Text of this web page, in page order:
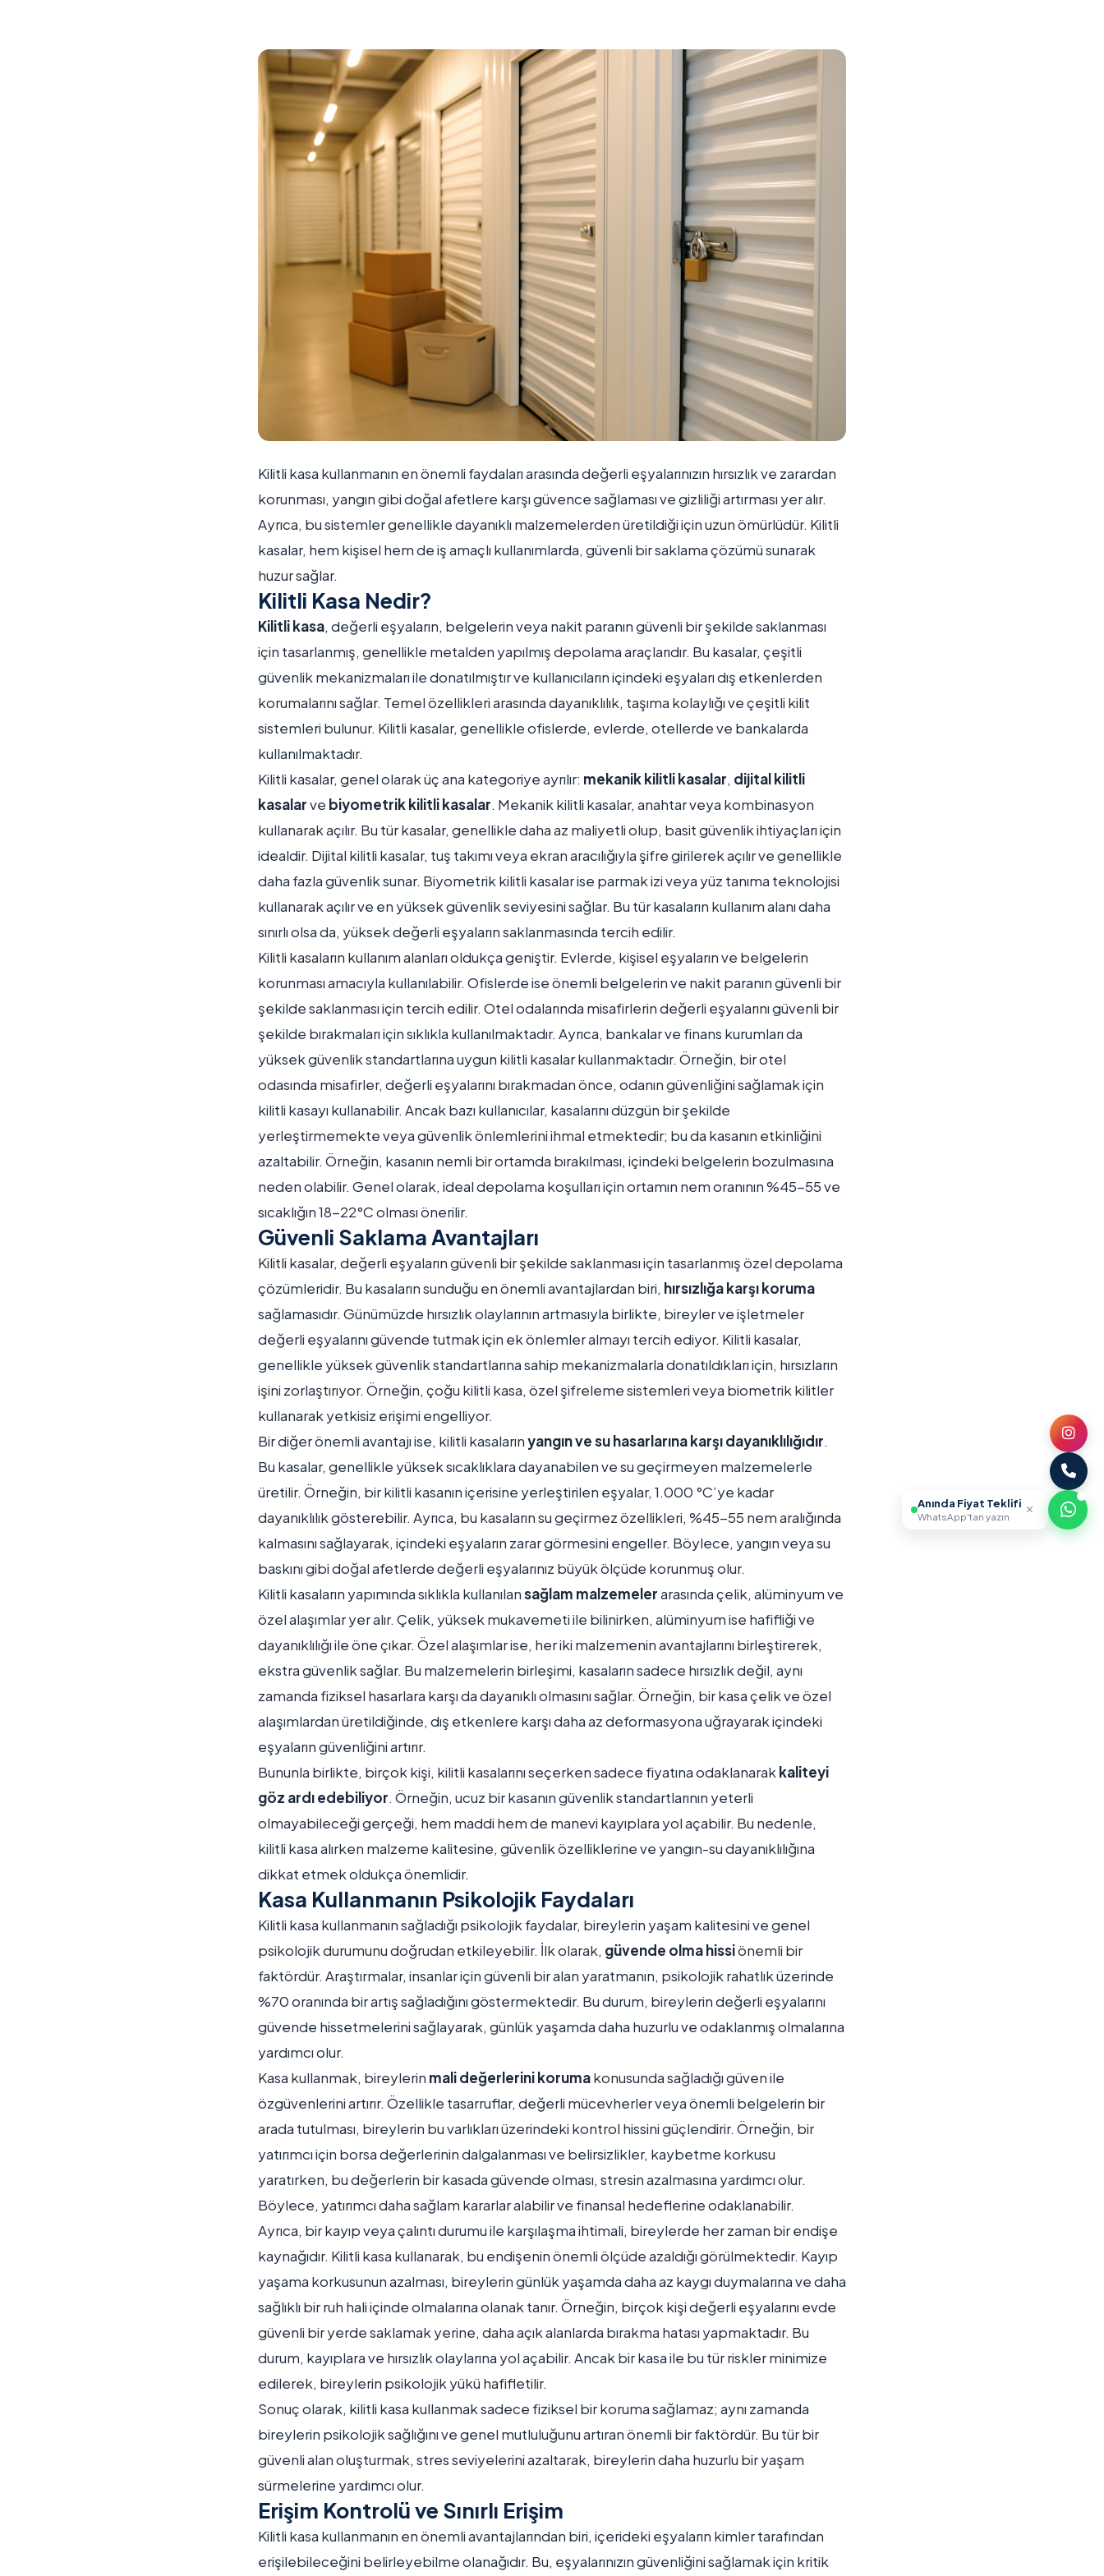
Kilitli kasa kullanmanın en önemli faydaları arasında değerli eşyalarınızın hırsızlık ve zarardan
korunması, yangın gibi doğal afetlere karşı güvence sağlaması ve gizliliği artırması yer alır.
Ayrıca, bu sistemler genellikle dayanıklı malzemelerden üretildiği için uzun ömürlüdür. Kilitli
kasalar, hem kişisel hem de iş amaçlı kullanımlarda, güvenli bir saklama çözümü sunarak
huzur sağlar.
Kilitli Kasa Nedir?
Kilitli kasa, değerli eşyaların, belgelerin veya nakit paranın güvenli bir şekilde saklanması
için tasarlanmış, genellikle metalden yapılmış depolama araçlarıdır. Bu kasalar, çeşitli
güvenlik mekanizmaları ile donatılmıştır ve kullanıcıların içindeki eşyaları dış etkenlerden
korumalarını sağlar. Temel özellikleri arasında dayanıklılık, taşıma kolaylığı ve çeşitli kilit
sistemleri bulunur. Kilitli kasalar, genellikle ofislerde, evlerde, otellerde ve bankalarda
kullanılmaktadır.
Kilitli kasalar, genel olarak üç ana kategoriye ayrılır: mekanik kilitli kasalar, dijital kilitli
kasalarve biyometrik kilitli kasalar. Mekanik kilitli kasalar, anahtar veya kombinasyon
kullanarak açılır. Bu tür kasalar, genellikle daha az maliyetli olup, basit güvenlik ihtiyaçları için
idealdir. Dijital kilitli kasalar, tuş takımı veya ekran aracılığıyla şifre girilerek açılır ve genellikle
daha fazla güvenlik sunar. Biyometrik kilitli kasalar ise parmak izi veya yüz tanıma teknolojisi
kullanarak açılır ve en yüksek güvenlik seviyesini sağlar. Bu tür kasaların kullanım alanı daha
sınırlı olsa da, yüksek değerli eşyaların saklanmasında tercih edilir.
Kilitli kasaların kullanım alanları oldukça geniştir. Evlerde, kişisel eşyaların ve belgelerin
korunması amacıyla kullanılabilir. Ofislerde ise önemli belgelerin ve nakit paranın güvenli bir
şekilde saklanması için tercih edilir. Otel odalarında misafirlerin değerli eşyalarını güvenli bir
şekilde bırakmaları için sıklıkla kullanılmaktadır. Ayrıca, bankalar ve finans kurumları da
yüksek güvenlik standartlarına uygun kilitli kasalar kullanmaktadır. Örneğin, bir otel
odasında misafirler, değerli eşyalarını bırakmadan önce, odanın güvenliğini sağlamak için
kilitli kasayı kullanabilir. Ancak bazı kullanıcılar, kasalarını düzgün bir şekilde
yerleştirmemekte veya güvenlik önlemlerini ihmal etmektedir; bu da kasanın etkinliğini
azaltabilir. Örneğin, kasanın nemli bir ortamda bırakılması, içindeki belgelerin bozulmasına
neden olabilir. Genel olarak, ideal depolama koşulları için ortamın nem oranının %45-55 ve
sıcaklığın 18-22°C olması önerilir.
Güvenli Saklama Avantajları
Kilitli kasalar, değerli eşyaların güvenli bir şekilde saklanması için tasarlanmış özel depolama
çözümleridir. Bu kasaların sunduğu en önemli avantajlardan biri, hırsızlığa karşı koruma
sağlamasıdır. Günümüzde hırsızlık olaylarının artmasıyla birlikte, bireyler ve işletmeler
değerli eşyalarını güvende tutmak için ek önlemler almayı tercih ediyor. Kilitli kasalar,
genellikle yüksek güvenlik standartlarına sahip mekanizmalarla donatıldıkları için, hırsızların
işini zorlaştırıyor. Örneğin, çoğu kilitli kasa, özel şifreleme sistemleri veya biometrik kilitler
kullanarak yetkisiz erişimi engelliyor.
Bir diğer önemli avantajı ise, kilitli kasalarınyangın ve su hasarlarına karşı dayanıklılığıdır.
Bu kasalar, genellikle yüksek sıcaklıklara dayanabilen ve su geçirmeyen malzemelerle
üretilir. Örneğin, bir kilitli kasanın içerisine yerleştirilen eşyalar, 1.000 °C’ye kadar
dayanıklılık gösterebilir. Ayrıca, bu kasaların su geçirmez özellikleri, %45-55 nem aralığında
kalmasını sağlayarak, içindeki eşyaların zarar görmesini engeller. Böylece, yangın veya su
baskını gibi doğal afetlerde değerli eşyalarınız büyük ölçüde korunmuş olur.
Kilitli kasaların yapımında sıklıkla kullanılansağlam malzemelerarasında çelik, alüminyum ve
özel alaşımlar yer alır. Çelik, yüksek mukavemeti ile bilinirken, alüminyum ise hafifliği ve
dayanıklılığı ile öne çıkar. Özel alaşımlar ise, her iki malzemenin avantajlarını birleştirerek,
ekstra güvenlik sağlar. Bu malzemelerin birleşimi, kasaların sadece hırsızlık değil, aynı
zamanda fiziksel hasarlara karşı da dayanıklı olmasını sağlar. Örneğin, bir kasa çelik ve özel
alaşımlardan üretildiğinde, dış etkenlere karşı daha az deformasyona uğrayarak içindeki
eşyaların güvenliğini artırır.
Bununla birlikte, birçok kişi, kilitli kasalarını seçerken sadece fiyatına odaklanarak kaliteyi
göz ardı edebiliyor. Örneğin, ucuz bir kasanın güvenlik standartlarının yeterli
olmayabileceği gerçeği, hem maddi hem de manevi kayıplara yol açabilir. Bu nedenle,
kilitli kasa alırken malzeme kalitesine, güvenlik özelliklerine ve yangın-su dayanıklılığına
dikkat etmek oldukça önemlidir.
Kasa Kullanmanın Psikolojik Faydaları
Kilitli kasa kullanmanın sağladığı psikolojik faydalar, bireylerin yaşam kalitesini ve genel
psikolojik durumunu doğrudan etkileyebilir. İlk olarak, güvende olma hissiönemli bir
faktördür. Araştırmalar, insanlar için güvenli bir alan yaratmanın, psikolojik rahatlık üzerinde
%70 oranında bir artış sağladığını göstermektedir. Bu durum, bireylerin değerli eşyalarını
güvende hissetmelerini sağlayarak, günlük yaşamda daha huzurlu ve odaklanmış olmalarına
yardımcı olur.
Kasa kullanmak, bireylerin mali değerlerini korumakonusunda sağladığı güven ile
özgüvenlerini artırır. Özellikle tasarruflar, değerli mücevherler veya önemli belgelerin bir
arada tutulması, bireylerin bu varlıkları üzerindeki kontrol hissini güçlendirir. Örneğin, bir
yatırımcı için borsa değerlerinin dalgalanması ve belirsizlikler, kaybetme korkusu
yaratırken, bu değerlerin bir kasada güvende olması, stresin azalmasına yardımcı olur.
Böylece, yatırımcı daha sağlam kararlar alabilir ve finansal hedeflerine odaklanabilir.
Ayrıca, bir kayıp veya çalıntı durumu ile karşılaşma ihtimali, bireylerde her zaman bir endişe
kaynağıdır. Kilitli kasa kullanarak, bu endişenin önemli ölçüde azaldığı görülmektedir. Kayıp
yaşama korkusunun azalması, bireylerin günlük yaşamda daha az kaygı duymalarına ve daha
sağlıklı bir ruh hali içinde olmalarına olanak tanır. Örneğin, birçok kişi değerli eşyalarını evde
güvenli bir yerde saklamak yerine, daha açık alanlarda bırakma hatası yapmaktadır. Bu
durum, kayıplara ve hırsızlık olaylarına yol açabilir. Ancak bir kasa ile bu tür riskler minimize
edilerek, bireylerin psikolojik yükü hafifletilir.
Sonuç olarak, kilitli kasa kullanmak sadece fiziksel bir koruma sağlamaz; aynı zamanda
bireylerin psikolojik sağlığını ve genel mutluluğunu artıran önemli bir faktördür. Bu tür bir
güvenli alan oluşturmak, stres seviyelerini azaltarak, bireylerin daha huzurlu bir yaşam
sürmelerine yardımcı olur.
Erişim Kontrolü ve Sınırlı Erişim
Kilitli kasa kullanmanın en önemli avantajlarından biri, içerideki eşyaların kimler tarafından
erişilebileceğini belirleyebilme olanağıdır. Bu, eşyalarınızın güvenliğini sağlamak için kritik
Anında Fiyat Teklifi
WhatsApp'tan yazın